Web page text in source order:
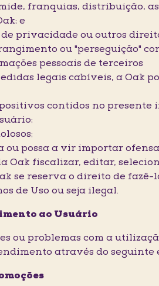
franquias, distribuição,
e
privacidade ou outros
ou "perseguição"
pessoais de terceiros
legais cabíveis, a Oak
contidos no presente
ou possa a vir importar
Oak fiscalizar, editar,
se reserva o direito de
de Uso ou seja ilegal.
ao Usuário
ou problemas com a
através do seguinte